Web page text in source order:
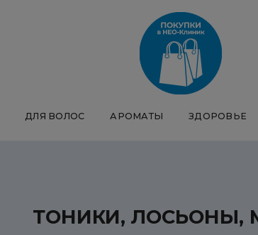
ДЛЯ ВОЛОС АРОМАТЫ ЗДОРОВЬЕ
ТОНИКИ, ЛОСЬОНЫ,